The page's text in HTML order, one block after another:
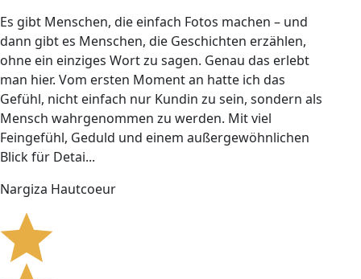
Es gibt Menschen, die einfach Fotos machen – und
dann gibt es Menschen, die Geschichten erzählen,
ohne ein einziges Wort zu sagen. Genau das erlebt
man hier. Vom ersten Moment an hatte ich das
Gefühl, nicht einfach nur Kundin zu sein, sondern als
Mensch wahrgenommen zu werden. Mit viel
Feingefühl, Geduld und einem außergewöhnlichen
Blick für Detai...
Nargiza Hautcoeur